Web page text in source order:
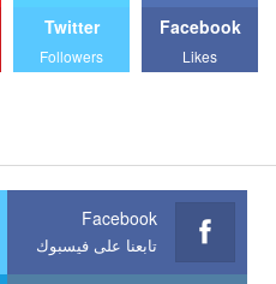
Facebook
Likes
Twitter
Followers
Facebook
تابعنا على فيسبوك